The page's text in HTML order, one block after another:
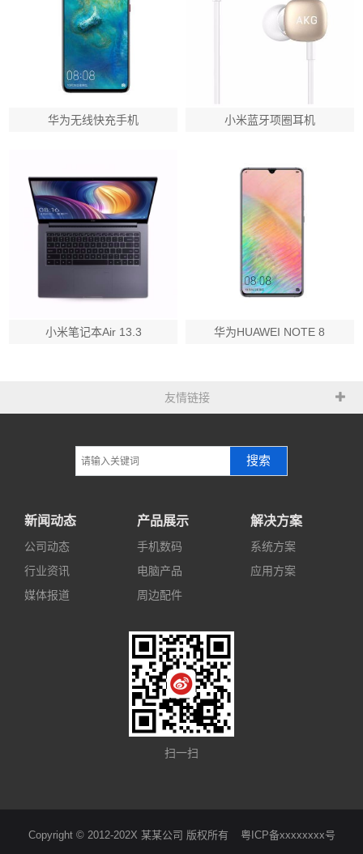
华为无线快充手机 小米蓝牙项圈耳机
小米笔记本Air 13.3 华为HUAWEI NOTE 8
友情链接
搜索
新闻动态
公司动态
行业资讯
媒体报道
产品展示
手机数码
电脑产品
周边配件
解决方案
系统方案
应用方案
扫一扫
Copyright © 2012-202X 某某公司 版权所有 粤ICP备xxxxxxxx号